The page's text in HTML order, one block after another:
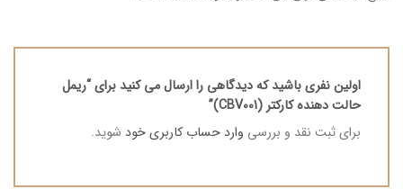
اولین نفری باشید که دیدگاهی را ارسال می کنید برای “ریمل
حالت دهنده کارکتر (CBV001)”
برای ثبت نقد و بررسی وارد حساب کاربری خود شوید.